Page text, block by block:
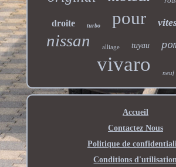
droite turbo pour
nissan alliage tuyau
vivaro neuf
Accueil
Contactez Nous
Politique de
Conditions d'utilisation